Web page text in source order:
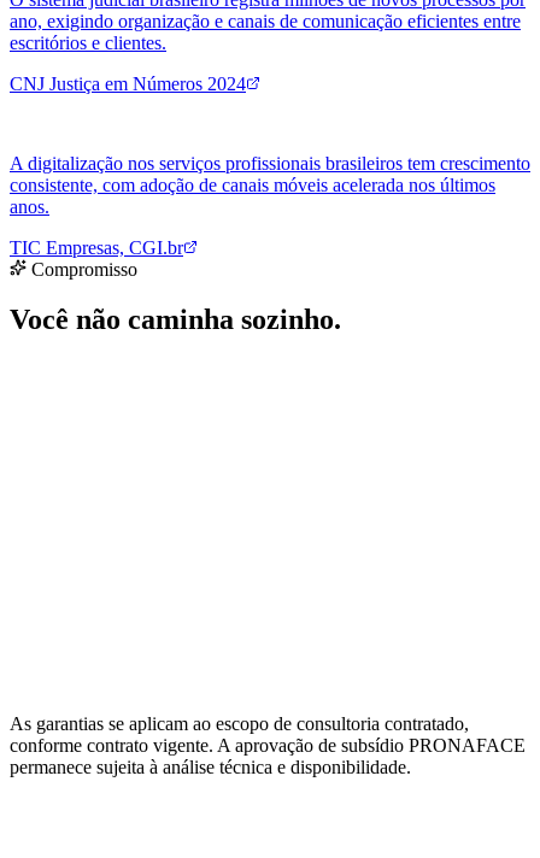
Compromisso
Você não caminha sozinho.
As garantias se aplicam ao escopo de consultoria contratado,
conforme contrato vigente. A aprovação de subsídio PRONAFACE
permanece sujeita à análise técnica e disponibilidade.